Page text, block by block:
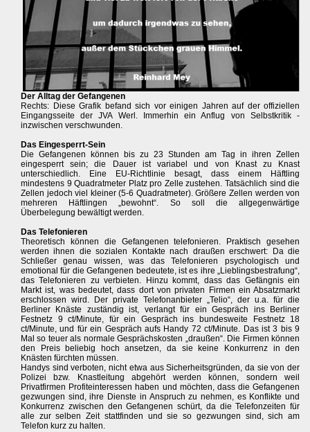
Der Alltag der Gefangenen
Rechts: Diese Grafik befand sich vor einigen Jahren auf der offiziellen
Eingangsseite der JVA Werl. Immerhin ein Anflug von Selbstkritik -
inzwischen verschwunden.
Das Eingesperrt-Sein
Die Gefangenen können bis zu 23 Stunden am Tag in ihren Zellen
eingesperrt sein; die Dauer ist variabel und von Knast zu Knast
unterschiedlich. Eine EU-Richtlinie besagt, dass einem Häftling
mindestens 9 Quadratmeter Platz pro Zelle zustehen. Tatsächlich sind die
Zellen jedoch viel kleiner (5-6 Quadratmeter). Größere Zellen werden von
mehreren Häftlingen „bewohnt“. So soll die allgegenwärtige
Überbelegung bewältigt werden.
Das Telefonieren
Theoretisch können die Gefangenen telefonieren. Praktisch gesehen
werden ihnen die sozialen Kontakte nach draußen erschwert: Da die
Schließer genau wissen, was das Telefonieren psychologisch und
emotional für die Gefangenen bedeutete, ist es ihre „Lieblingsbestrafung“,
das Telefonieren zu verbieten. Hinzu kommt, dass das Gefängnis ein
Markt ist, was bedeutet, dass dort von privaten Firmen ein Absatzmarkt
erschlossen wird. Der private Telefonanbieter „Telio“, der u.a. für die
Berliner Knäste zuständig ist, verlangt für ein Gespräch ins Berliner
Festnetz 9 ct/Minute, für ein Gespräch ins bundesweite Festnetz 18
ct/Minute, und für ein Gespräch aufs Handy 72 ct/Minute. Das ist 3 bis 9
Mal so teuer als normale Gesprächskosten „draußen“. Die Firmen können
den Preis beliebig hoch ansetzen, da sie keine Konkurrenz in den
Knästen fürchten müssen.
Handys sind verboten, nicht etwa aus Sicherheitsgründen, da sie von der
Polizei bzw. Knastleitung abgehört werden können, sondern weil
Privatfirmen Profiteinteressen haben und möchten, dass die Gefangenen
gezwungen sind, ihre Dienste in Anspruch zu nehmen, es Konflikte und
Konkurrenz zwischen den Gefangenen schürt, da die Telefonzeiten für
alle zur selben Zeit stattfinden und sie so gezwungen sind, sich am
Telefon kurz zu halten.